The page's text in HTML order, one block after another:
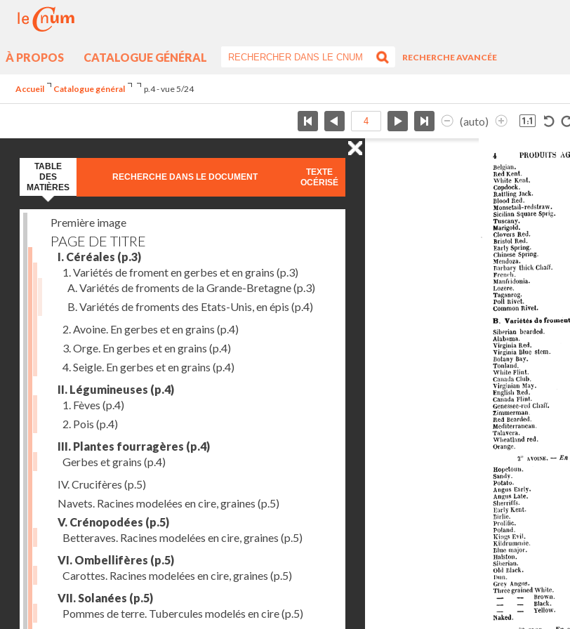
À PROPOS CATALOGUE GÉNÉRAL
RECHERCHE AVANCÉE
Accueil Catalogue général p.4 - vue 5/24
(auto)
TABLE
DES
MATIÈRES
RECHERCHE DANS LE DOCUMENT
TEXTE
OCÉRISÉ
Première image
PAGE DE TITRE
I. Céréales (p.3)
1. Variétés de froment en gerbes et en grains (p.3)
A. Variétés de froments de la Grande-Bretagne(p.3)
B. Variétés de froments des Etats-Unis, en épis (p.4)
2. Avoine. En gerbes et en grains (p.4)
3. Orge. En gerbes et en grains (p.4)
4. Seigle. En gerbes et en grains (p.4)
II. Légumineuses (p.4)
1. Fèves (p.4)
2. Pois (p.4)
III. Plantes fourragères (p.4)
Gerbes et grains (p.4)
IV. Crucifères (p.5)
Navets. Racines modelées en cire, graines (p.5)
V. Crénopodées (p.5)
Betteraves. Racines modelées en cire, graines (p.5)
VI. Ombellifères (p.5)
Carottes. Racines modelées en cire, graines (p.5)
VII. Solanées (p.5)
Pommes de terre. Tubercules modelés en cire(p.5)